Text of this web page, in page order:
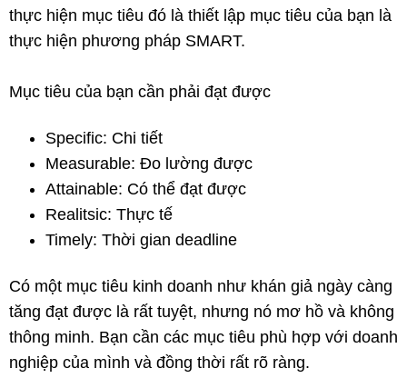
thực hiện mục tiêu đó là thiết lập mục tiêu của bạn là
thực hiện phương pháp SMART.
Mục tiêu của bạn cần phải đạt được
Specific: Chi tiết
Measurable: Đo lường được
Attainable: Có thể đạt được
Realitsic: Thực tế
Timely: Thời gian deadline
Có một mục tiêu kinh doanh như khán giả ngày càng
tăng đạt được là rất tuyệt, nhưng nó mơ hồ và không
thông minh. Bạn cần các mục tiêu phù hợp với doanh
nghiệp của mình và đồng thời rất rõ ràng.